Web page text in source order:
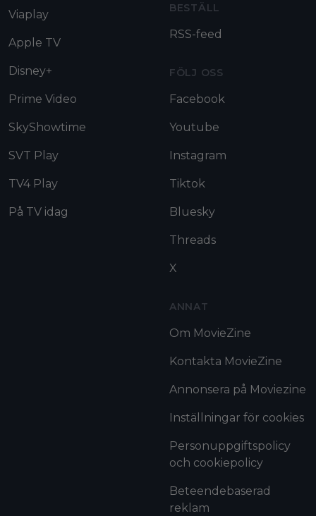
Viaplay
Apple TV
Disney+
Prime Video
SkyShowtime
SVT Play
TV4 Play
På TV idag
BESTÄLL
RSS-feed
FÖLJ OSS
Facebook
Youtube
Instagram
Tiktok
Bluesky
Threads
X
ANNAT
Om MovieZine
Kontakta MovieZine
Annonsera på Moviezine
Inställningar för cookies
Personuppgiftspolicy
och cookiepolicy
Beteendebaserad
reklam